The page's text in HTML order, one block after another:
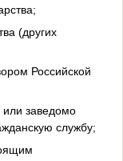
(других
Российской
заведомо
службу;